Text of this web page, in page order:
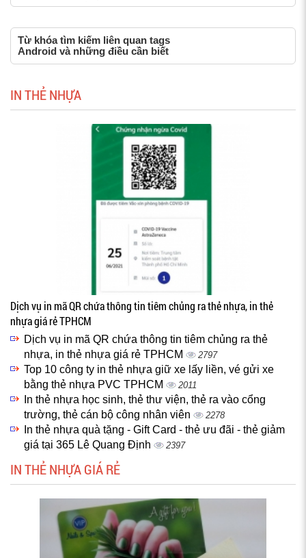
Từ khóa tìm kiếm liên quan tags
Android và những điều cần biết
IN THẺ NHỰA
Dịch vụ in mã QR chứa thông tin tiêm chủng ra thẻ nhựa, in thẻ
nhựa giá rẻ TPHCM
Dịch vụ in mã QR chứa thông tin tiêm chủng ra thẻ
nhựa, in thẻ nhựa giá rẻ TPHCM
2797
Top 10 công ty in thẻ nhựa giữ xe lấy liền, vé gửi xe
bằng thẻ nhựa PVC TPHCM
2011
In thẻ nhựa học sinh, thẻ thư viện, thẻ ra vào cổng
trường, thẻ cán bộ công nhân viên
2278
In thẻ nhựa quà tặng - Gift Card - thẻ ưu đãi - thẻ giảm
giá tại 365 Lê Quang Định
2397
IN THẺ NHỰA GIÁ RẺ